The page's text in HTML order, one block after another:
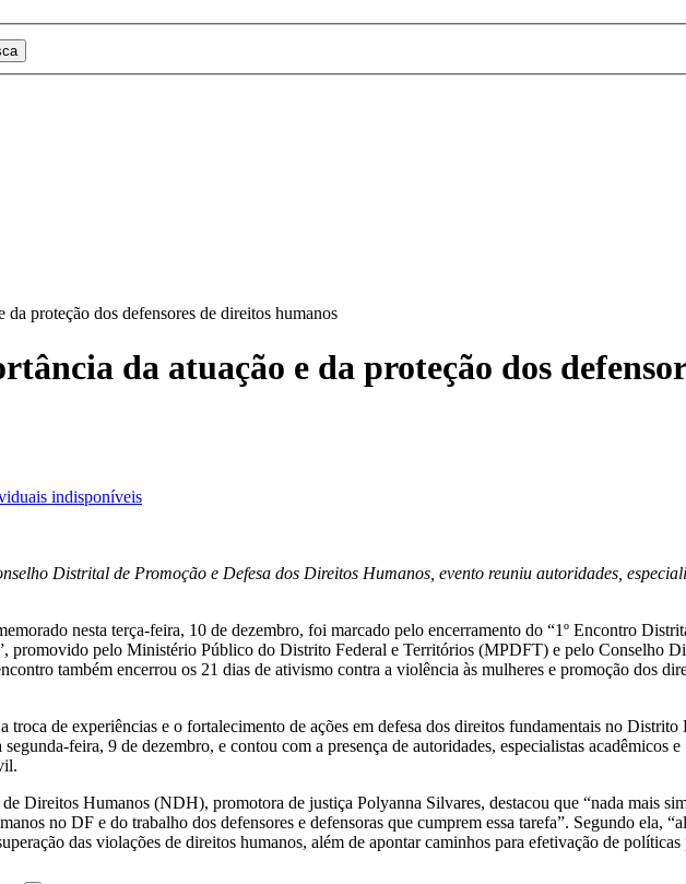
proteção dos defensores de direitos humanos
da atuação e da proteção dos
indisponíveis
Distrital de Promoção e Defesa dos Direitos Humanos, evento reuniu autoridades,
nesta terça-feira, 10 de dezembro, foi marcado pelo encerramento do “1º Encontro
promovido pelo Ministério Público do Distrito Federal e Territórios (MPDFT) e pelo Conselho
também encerrou os 21 dias de ativismo contra a violência às mulheres e promoção dos
de experiências e o fortalecimento de ações em defesa dos direitos fundamentais no Distrito
feira, 9 de dezembro, e contou com a presença de autoridades, especialistas acadêmicos e
Direitos Humanos (NDH), promotora de justiça Polyanna Silvares, destacou que “nada mais
no DF e do trabalho dos defensores e defensoras que cumprem essa tarefa”. Segundo ela,
das violações de direitos humanos, além de apontar caminhos para efetivação de